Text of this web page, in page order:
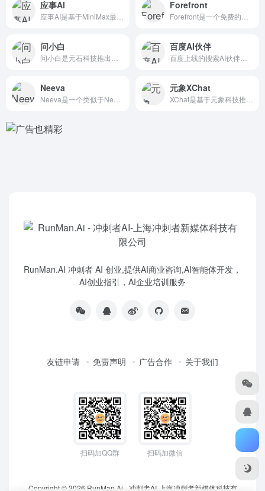
应事AI Forefront
问小白 百度AI伙伴
Neeva 元象XChat
RunMan.AI 冲刺者 AI 创业,提供AI商业咨询,AI智能体开发，
AI创业指引，AI企业培训服务
友链申请 免责声明 广告合作 关于我们
扫码加QQ群 扫码加微信
Copyright © 2026 RunMan.Ai - 冲刺者AI-上海冲刺者新媒体科技有